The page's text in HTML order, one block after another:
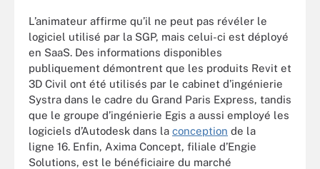
L’animateur affirme qu’il ne peut pas révéler le
logiciel utilisé par la SGP, mais celui-ci est déployé
en SaaS. Des informations disponibles
publiquement démontrent que les produits Revit et
3D Civil ont été utilisés par le cabinet d’ingénierie
Systra dans le cadre du Grand Paris Express, tandis
que le groupe d’ingénierie Egis a aussi employé les
logiciels d’Autodesk dans la conception de la
ligne 16. Enfin, Axima Concept, filiale d’Engie
Solutions, est le bénéficiaire du marché